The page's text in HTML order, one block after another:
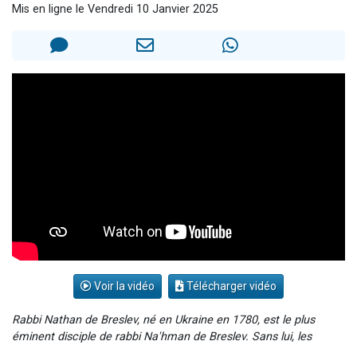
Mis en ligne le Vendredi 10 Janvier 2025
Voir la vidéo Télécharger vidéo
Rabbi Nathan de Breslev, né en Ukraine en 1780, est le plus
éminent disciple de rabbi Na'hman de Breslev. Sans lui, les